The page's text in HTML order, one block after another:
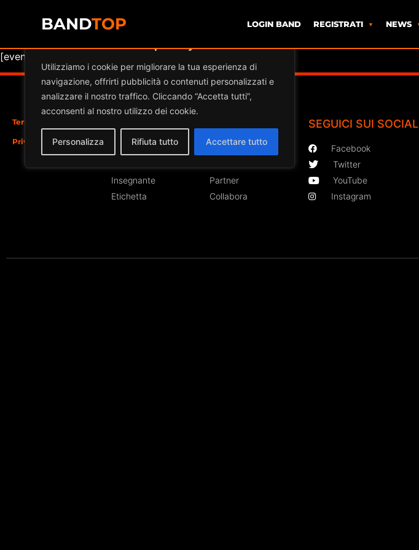
Utilizziamo i cookie per migliorare la tua esperienza di
navigazione, offrirti pubblicità o contenuti personalizzati e
analizzare il nostro traffico. Cliccando “Accetta tutti”,
acconsenti al nostro utilizzo dei cookie.
Personalizza Rifiuta tutto Accettare tutto
BANDTOP LOGIN BAND REGISTRATI NEWS
[event_organizers]
Termini e Condizioni
Privacy Cookie Policy
Insegnante
Etichetta
News
Partner
Collabora
SEGUICI SUI SOCIAL
Facebook
Twitter
YouTube
Instagram